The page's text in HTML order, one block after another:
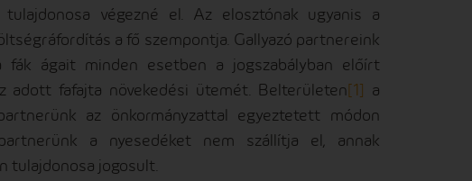
végezné el. Az elosztónak ugyanis a
a fő szempontja. Gallyazó partnereink
fák ágait minden esetben a jogszabályban előírt
adott fafajta növekedési ütemét. Belterületen[1] a
az önkormányzattal egyeztetett módon
a nyesedéket nem szállítja el, annak
tulajdonosa jogosult.